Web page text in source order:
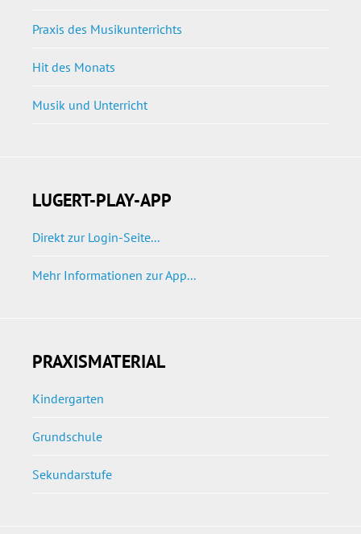
Praxis des Musikunterrichts
Hit des Monats
Musik und Unterricht
LUGERT-PLAY-APP
Direkt zur Login-Seite...
Mehr Informationen zur App...
PRAXISMATERIAL
Kindergarten
Grundschule
Sekundarstufe